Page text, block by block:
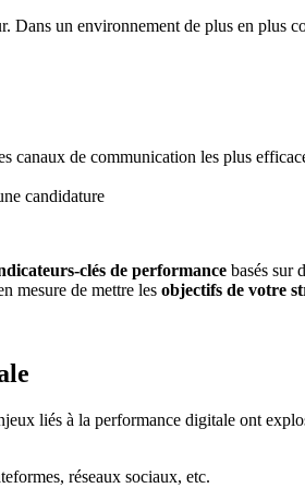
un environnement de plus en plus
canaux de communication les plus
candidature
clés de performance basés sur
mesure de mettre les objectifs de votre
liés à la performance digitale ont
réseaux sociaux, etc.